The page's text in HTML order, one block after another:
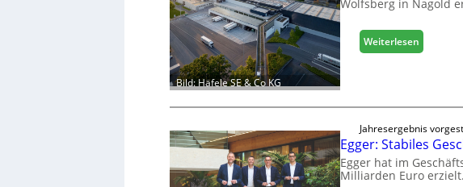
e
b
a
g
i
t
a
l
Bild: Häfele SE & Co KG
Wolfsberg in Nagold
Weiterlesen:
H
e
e
r
ö
Jahresergebnis
Egger: Stabiles
Egger hat im
Milliarden Euro erzielt.